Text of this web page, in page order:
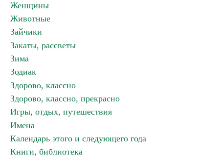
Женщины
Животные
Зайчики
Закаты, рассветы
Зима
Зодиак
Здорово, классно
Здорово, классно, прекрасно
Игры, отдых, путешествия
Имена
Календарь этого и следующего года
Книги, библиотека